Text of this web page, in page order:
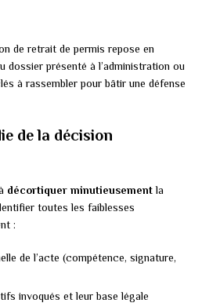
de retrait de permis repose en
dossier présenté à l’administration ou
à rassembler pour bâtir une défense
de la décision
décortiquer minutieusementla
toutes les faiblesses
:
de l’acte (compétence, signature,
invoqués et leur base légale